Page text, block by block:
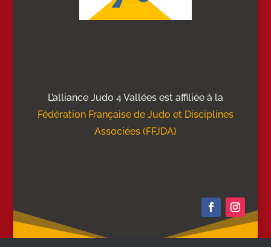
L’alliance Judo 4 Vallées est affiliée à la
Fédération Française de Judo et Disciplines
Associées (FFJDA)